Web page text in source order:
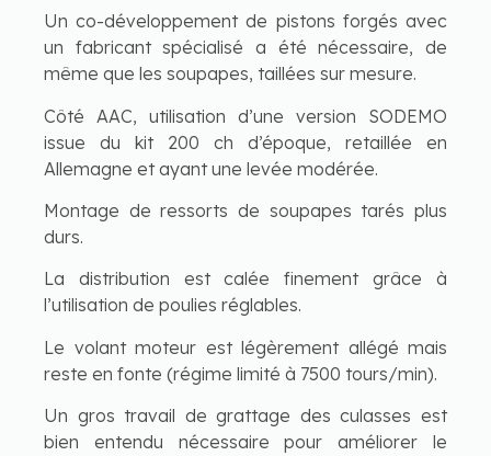
Un co-développement de pistons forgés avec
un fabricant spécialisé a été nécessaire, de
même que les soupapes, taillées sur mesure.
Côté AAC, utilisation d’une version SODEMO
issue du kit 200 ch d’époque, retaillée en
Allemagne et ayant une levée modérée.
Montage de ressorts de soupapes tarés plus
durs.
La distribution est calée finement grâce à
l’utilisation de poulies réglables.
Le volant moteur est légèrement allégé mais
reste en fonte (régime limité à 7500 tours/min).
Un gros travail de grattage des culasses est
bien entendu nécessaire pour améliorer le